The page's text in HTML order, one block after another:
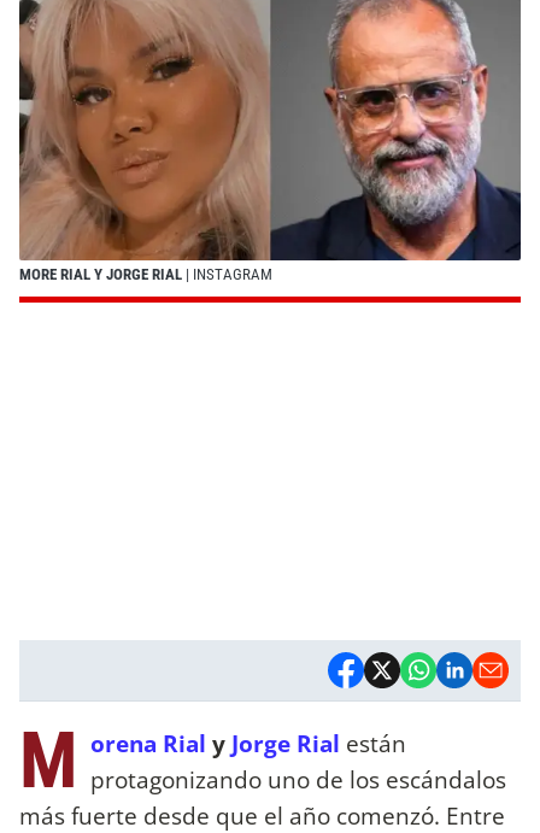
MORE RIAL Y JORGE RIAL | INSTAGRAM
M orena Rial y Jorge Rial están
protagonizando uno de los escándalos
más fuerte desde que el año comenzó. Entre